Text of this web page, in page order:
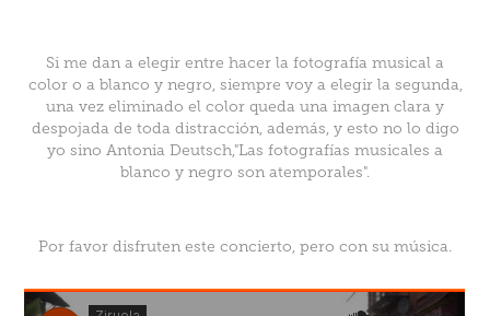
Si me dan a elegir entre hacer la fotografía musical a
color o a blanco y negro, siempre voy a elegir la segunda,
una vez eliminado el color queda una imagen clara y
despojada de toda distracción, además, y esto no lo digo
yo sino Antonia Deutsch,"Las fotografías musicales a
blanco y negro son atemporales".
Por favor disfruten este concierto, pero con su música.